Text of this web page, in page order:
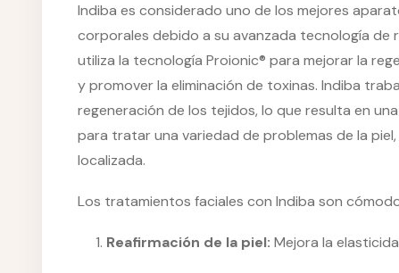
Indiba es considerado uno de los mejores
corporales debido a su avanzada tecnología
utiliza la tecnología Proionic® para mejorar la
y promover la eliminación de toxinas. Indiba
regeneración de los tejidos, lo que resulta en
para tratar una variedad de problemas de la
localizada.
Los tratamientos faciales con Indiba son
Reafirmación de la piel: Mejora la